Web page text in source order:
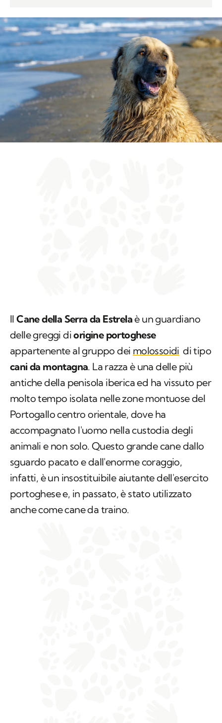
IlCane della Serra da Estrelaè un guardiano
delle greggi diorigine portoghese
appartenente al gruppo dei molossoidi di tipo
cani da montagna. La razza è una delle più
antiche della penisola iberica ed ha vissuto per
molto tempo isolata nelle zone montuose del
Portogallo centro orientale, dove ha
accompagnato l'uomo nella custodia degli
animali e non solo. Questo grande cane dallo
sguardo pacato e dall'enorme coraggio,
infatti, è un insostituibile aiutante dell'esercito
portoghese e, in passato, è stato utilizzato
anche come cane da traino.